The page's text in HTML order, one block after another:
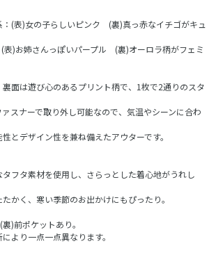
(表)女の子らしいピンク (裏)真っ赤なイチゴがキュ
表)お姉さんっぽいパープル (裏)オーロラ柄がフェミ
面は遊び心のあるプリント柄で、1枚で2通りのスタ
スナーで取り外し可能なので、気温やシーンに合わ
とデザイン性を兼ね備えたアウターです。
フタ素材を使用し、さらっとした着心地がうれし
かく、寒い季節のお出かけにもぴったり。
)前ポケットあり。
より一点一点異なります。